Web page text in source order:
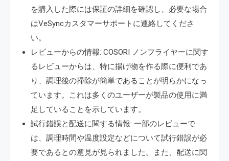
を購入した際には保証の詳細を確認し、必要な場合
はVeSyncカスタマーサポートに連絡してくださ
い。
レビューからの情報: COSORI ノンフライヤーに関す
るレビューからは、特に揚げ物を作る際に便利であ
り、調理後の掃除が簡単であることが明らかになっ
ています。これは多くのユーザーが製品の使用に満
足していることを示しています。
試行錯誤と配送に関する情報: 一部のレビューで
は、調理時間や温度設定などについて試行錯誤が必
要であるとの意見が見られました。また、配送に関